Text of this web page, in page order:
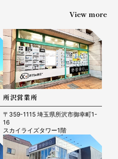
View more
所沢営業所
〒359-1115 埼玉県所沢市御幸町1-
16
スカイライズタワー1階